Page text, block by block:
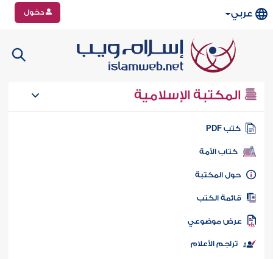
عربي دخول
المكتبة الإسلامية
كتب PDF
كتاب الأمة
المكتبة
الكتب
موضوعي